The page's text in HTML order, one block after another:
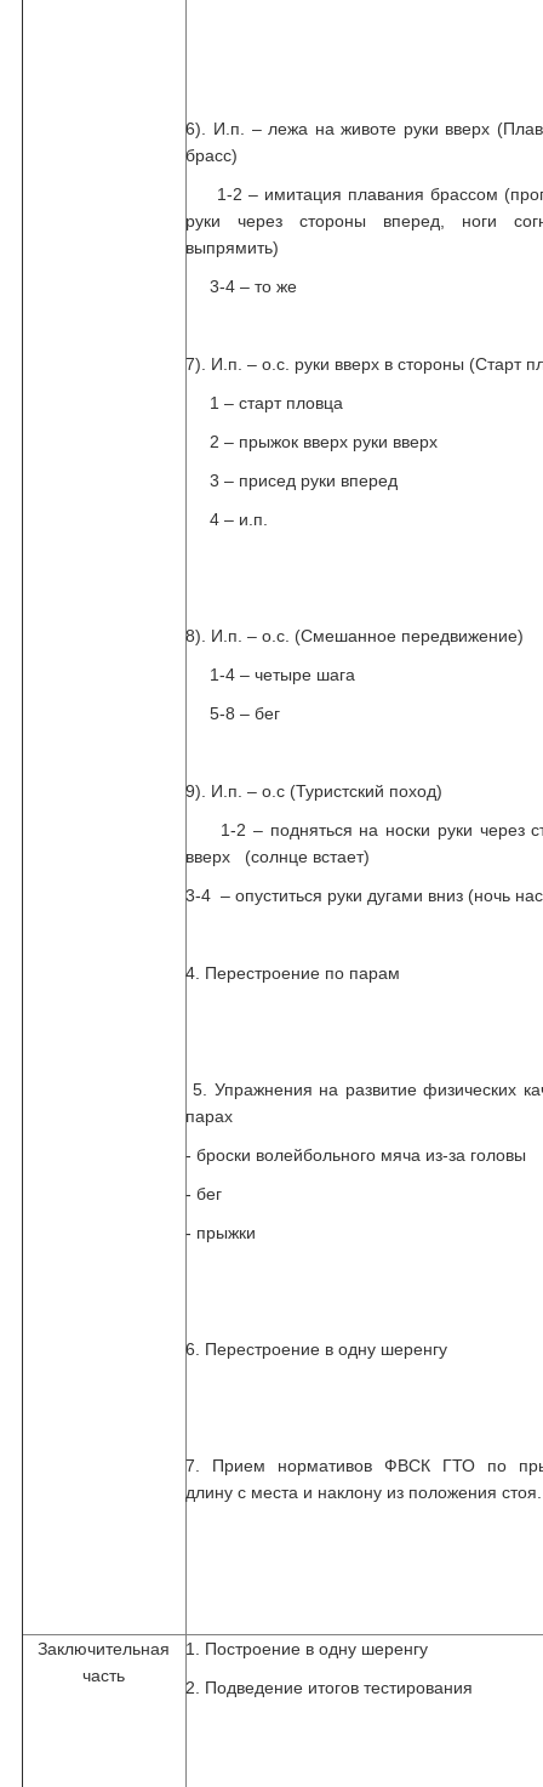
6). И.п. – лежа на животе руки вверх
брасс)
1-2 – имитация плавания брассом
руки через стороны вперед, ноги
выпрямить)
3-4 – то же
7). И.п. – о.с. руки вверх в стороны (Старт
1 – старт пловца
2 – прыжок вверх руки вверх
3 – присед руки вперед
4 – и.п.
8). И.п. – о.с. (Смешанное передвижение)
1-4 – четыре шага
5-8 – бег
9). И.п. – о.с (Туристский поход)
1-2 – подняться на носки руки через
вверх (солнце встает)
3-4 – опуститься руки дугами вниз (ночь
4. Перестроение по парам
5. Упражнения на развитие физических
парах
- броски волейбольного мяча из-за головы
- бег
- прыжки
6. Перестроение в одну шеренгу
7. Прием нормативов ФВСК ГТО по
длину с места и наклону из положения стоя.
Заключительная
часть
1. Построение в одну шеренгу
2. Подведение итогов тестирования